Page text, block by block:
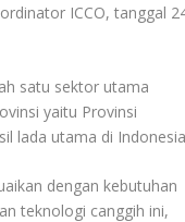
ICCO, tanggal
satu sektor utama
yaitu Provinsi
lada utama di
dengan kebutuhan
teknologi canggih ini,